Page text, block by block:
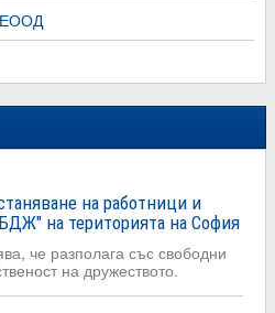
ЕООД
на работници и
на територията на София
че разполага със свободни
на дружеството.